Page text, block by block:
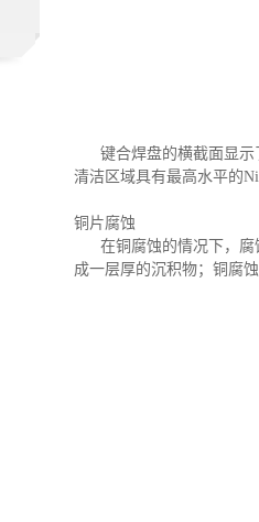
键合焊盘的横截面显
清洁区域具有最高水平的
铜片腐蚀
在铜腐蚀的情况下，
成一层厚的沉积物；铜腐